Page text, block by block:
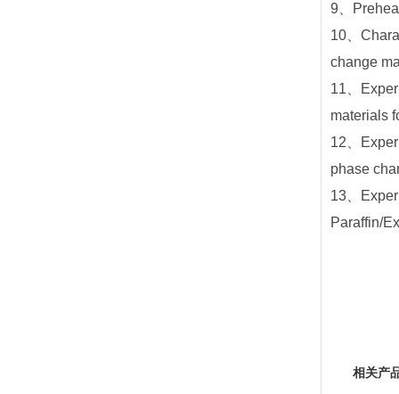
9、
10、
change
11、
materials
12、
phase
13、
Paraffin/
相关产